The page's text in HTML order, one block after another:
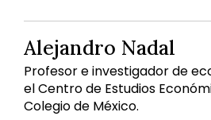
Alejandro Nadal
Profesor e investigador de
el Centro de Estudios
Colegio de México.